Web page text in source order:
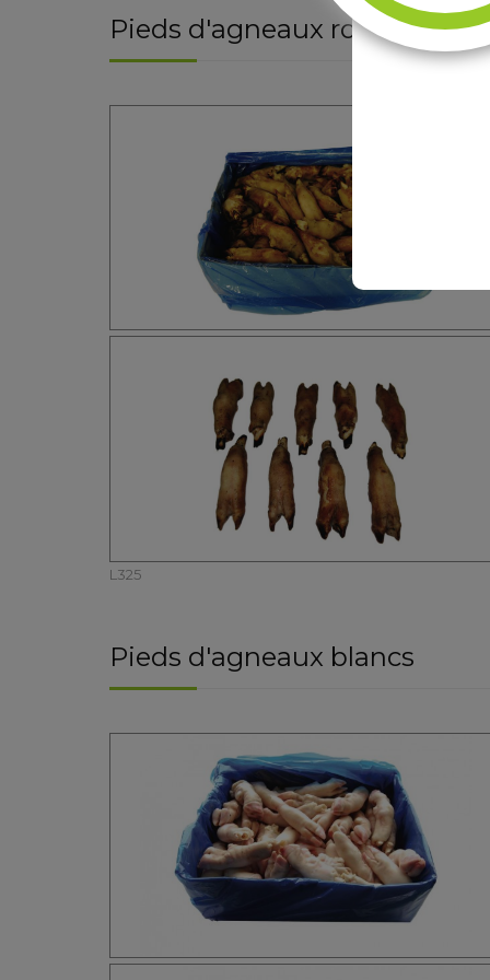
Pieds d'agneaux roussis
L325
Pieds d'agneaux blancs